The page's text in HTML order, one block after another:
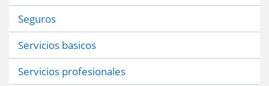
Seguros
Servicios basicos
Servicios profesionales